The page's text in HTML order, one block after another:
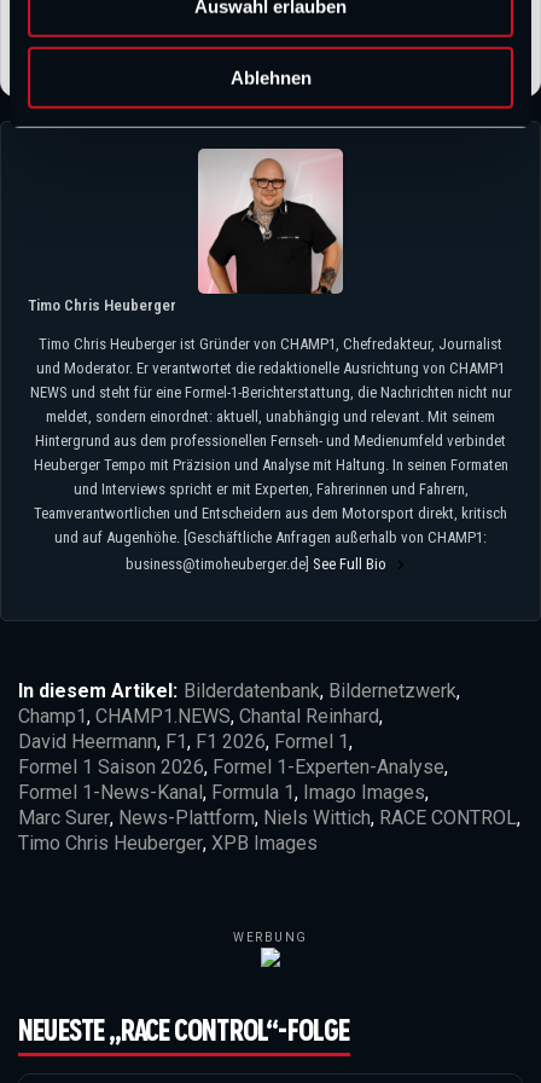
Auswahl erlauben
Ablehnen
Timo Chris Heuberger
Timo Chris Heuberger ist Gründer von CHAMP1, Chefredakteur, Journalist
und Moderator. Er verantwortet die redaktionelle Ausrichtung von CHAMP1
NEWS und steht für eine Formel-1-Berichterstattung, die Nachrichten nicht nur
meldet, sondern einordnet: aktuell, unabhängig und relevant. Mit seinem
Hintergrund aus dem professionellen Fernseh- und Medienumfeld verbindet
Heuberger Tempo mit Präzision und Analyse mit Haltung. In seinen Formaten
und Interviews spricht er mit Experten, Fahrerinnen und Fahrern,
Teamverantwortlichen und Entscheidern aus dem Motorsport direkt, kritisch
und auf Augenhöhe. [Geschäftliche Anfragen außerhalb von CHAMP1:
business@timoheuberger.de] See Full Bio
In diesem Artikel: Bilderdatenbank, Bildernetzwerk,
Champ1, CHAMP1.NEWS, Chantal Reinhard,
David Heermann, F1, F1 2026, Formel 1,
Formel 1 Saison 2026, Formel 1-Experten-Analyse,
Formel 1-News-Kanal, Formula 1, Imago Images,
Marc Surer, News-Plattform, Niels Wittich, RACE CONTROL,
Timo Chris Heuberger, XPB Images
WERBUNG
NEUESTE „RACE CONTROL“-FOLGE